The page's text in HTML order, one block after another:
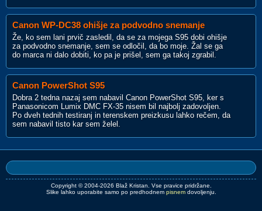
Canon WP-DC38 ohišje za podvodno snemanje
Že, ko sem lani prvič zasledil, da se za mojega S95 dobi ohišje
za podvodno snemanje, sem se odločil, da bo moje. Žal se ga
do marca ni dalo dobiti, ko pa je prišel, sem ga takoj zgrabil.
Canon PowerShot S95
Dobra 2 tedna nazaj sem nabavil Canon PowerShot S95, ker s
Panasonicom Lumix DMC FX-35 nisem bil najbolj zadovoljen.
Po dveh tednih testiranj in terenskem preizkusu lahko rečem, da
sem nabavil tisto kar sem želel.
Copyright © 2004-2026 Blaž Kristan. Vse pravice pridržane.
Slike lahko uporabite samo po predhodnem pisnemdovoljenju.